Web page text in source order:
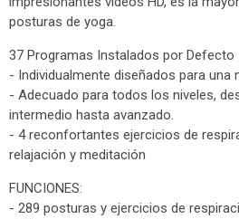
posturas de yoga.
37 Programas Instalados por Defecto
- Individualmente diseñados para una
- Adecuado para todos los niveles,
intermedio hasta avanzado.
- 4 reconfortantes ejercicios de
relajación y meditación
FUNCIONES:
- 289 posturas y ejercicios de